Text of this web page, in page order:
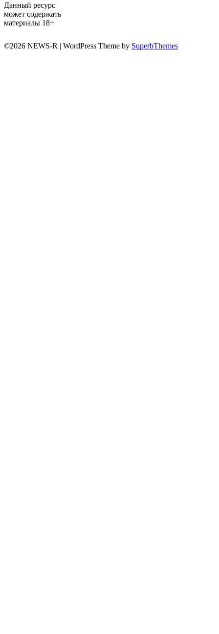
Данный ресурс
может содержать
материалы 18+
©2026 NEWS-R | WordPress Theme by SuperbThemes